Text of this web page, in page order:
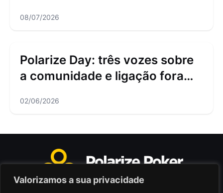
Valorizamos a sua privacidade
08/07/2026
Polarize Day: três vozes sobre
a comunidade e ligação fora
02/06/2026